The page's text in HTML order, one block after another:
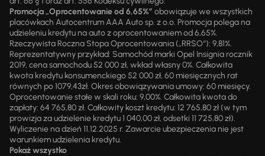
Promocja „Oprocentowanie od 6,65%” obowiązuje we wszystkich
placówkach Autocentrum AAA Auto sp. z o.o. Promocja polega na
udzieleniu kredytu na auto z oprocentowaniem od 6,65%.
Rzeczywista Roczna Stopa Oprocentowania („RRSO“): 9,81%.
Reprezentatywny przykład: Samochód marki Opel Insignia rocznik
2019, cena samochodu 52 000 zł, wkład własny 0%. Całkowita
kwota kredytu konsumenckiego 52 000 zł, 60 miesięcznych rat
równych po 1079,43zł. Okres obowiązywania umowy: 60 miesięcy.
Oprocentowanie stałe w skali roku: 9,00%. Całkowita kwota do
zapłaty: 64 765,80 zł. Całkowity koszt kredytu: 12 765,80 zł (w tym
prowizja za udzielenie kredytu 1 040,00 zł, odsetki 11 725,80 zł).
Wyliczenie na dzień 11.12.2025 r. Zawarcie ubezpieczenia nie jest
warunkiem udzielenia kredytu.
Pokaż wszystko